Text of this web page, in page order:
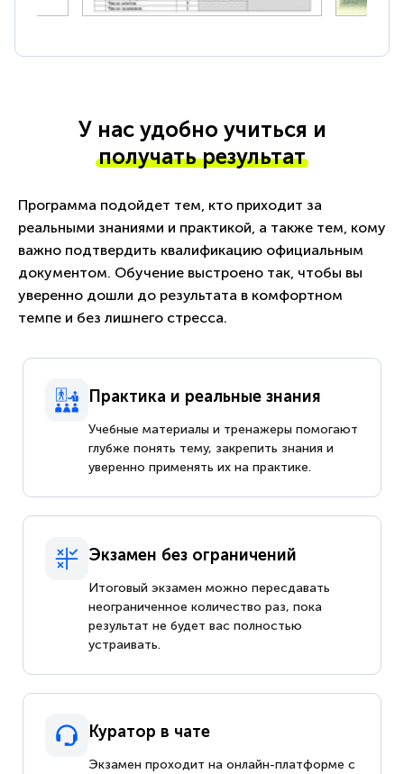
У нас удобно учиться и
получать результат
Программа подойдет тем, кто приходит за
реальными знаниями и практикой, а также тем, кому
важно подтвердить квалификацию официальным
документом. Обучение выстроено так, чтобы вы
уверенно дошли до результата в комфортном
темпе и без лишнего стресса.
Практика и реальные знания
Учебные материалы и тренажеры помогают
глубже понять тему, закрепить знания и
уверенно применять их на практике.
Экзамен без ограничений
Итоговый экзамен можно пересдавать
неограниченное количество раз, пока
результат не будет вас полностью
устраивать.
Куратор в чате
Экзамен проходит на онлайн-платформе с